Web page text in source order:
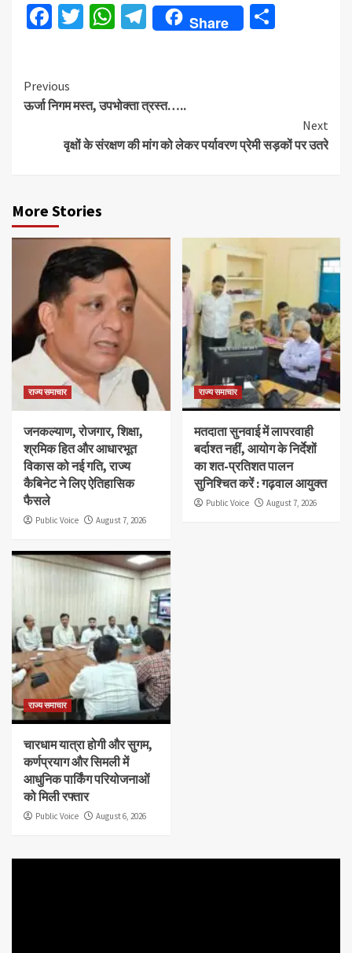
Facebook
TwitterWhatsApp
Telegram
Share
Continue
Reading
Previous
ऊर्जा निगम मस्त, उपभोक्ता त्रस्त…..
Next
वृक्षों के संरक्षण की मांग को लेकर पर्यावरण प्रेमी सड़कों पर उतरे
More Stories
राज्य समाचार
जनकल्याण, रोजगार, शिक्षा,
श्रमिक हित और आधारभूत
विकास को नई गति, राज्य
कैबिनेट ने लिए ऐतिहासिक
फैसले
Public Voice August 7, 2026
राज्य समाचार
मतदाता सुनवाई में लापरवाही
बर्दाश्त नहीं, आयोग के निर्देशों
का शत-प्रतिशत पालन
सुनिश्चित करें : गढ़वाल आयुक्त
Public Voice August 7, 2026
राज्य समाचार
चारधाम यात्रा होगी और सुगम,
कर्णप्रयाग और सिमली में
आधुनिक पार्किंग परियोजनाओं
को मिली रफ्तार
Public Voice August 6, 2026